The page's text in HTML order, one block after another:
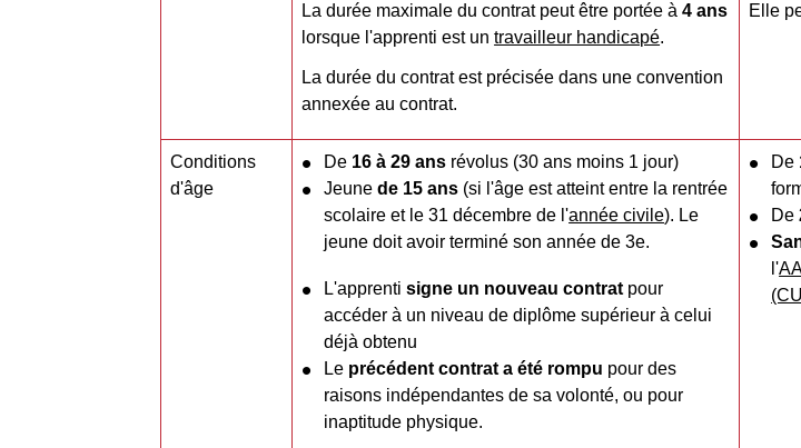
La durée maximale du contrat peut être portée à4 ans
lorsque l'apprenti est untravailleur handicapé.
La durée du contrat est précisée dans une convention
annexée au contrat.
Elle
Conditions
d'âge
De 16 à 29 ans révolus (30 ans moins 1 jour)
Jeunede 15 ans (si l'âge est atteint entre la rentrée
scolaire et le 31 décembre de l'année civile). Le
jeune doit avoir terminé son année de 3e.
L'apprentisigne un nouveau contrat pour
accéder à un niveau de diplôme supérieur à celui
déjà obtenu
Le précédent contrat a été rompu pour des
raisons indépendantes de sa volonté, ou pour
inaptitude physique.
De
De
l'